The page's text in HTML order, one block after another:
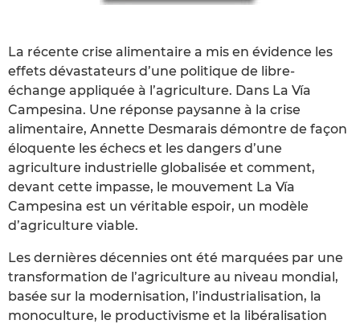
La récente crise alimentaire a mis en évidence les
effets dévastateurs d’une politique de libre-
échange appliquée à l’agriculture. Dans La Vía
Campesina. Une réponse paysanne à la crise
alimentaire, Annette Desmarais démontre de façon
éloquente les échecs et les dangers d’une
agriculture industrielle globalisée et comment,
devant cette impasse, le mouvement La Vía
Campesina est un véritable espoir, un modèle
d’agriculture viable.
Les dernières décennies ont été marquées par une
transformation de l’agriculture au niveau mondial,
basée sur la modernisation, l’industrialisation, la
monoculture, le productivisme et la libéralisation